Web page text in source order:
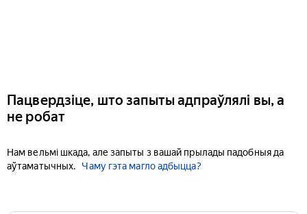
Пацвердзіце, што запыты адпраўлялі вы, а
не робат
Нам вельмі шкада, але запыты з вашай прылады падобныя да
аўтаматычных.
Чаму гэта магло адбыцца?